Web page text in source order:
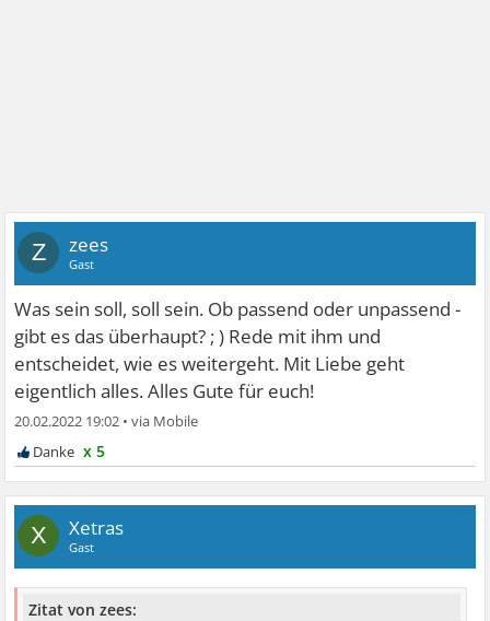
Z zees
Gast
Was sein soll, soll sein. Ob passend oder unpassend -
gibt es das überhaupt? ; ) Rede mit ihm und
entscheidet, wie es weitergeht. Mit Liebe geht
eigentlich alles. Alles Gute für euch!
20.02.2022 19:02 •
x 5
X Xetras
Gast
Zitat von zees: